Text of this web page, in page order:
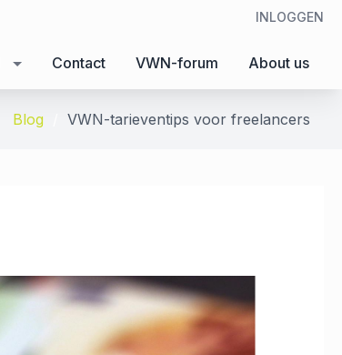
INLOGGEN
Contact VWN-forum About us
Blog VWN-tarieventips voor freelancers